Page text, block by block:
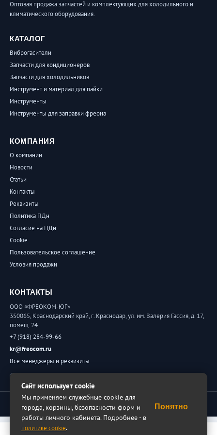
Оптовая продажа запчастей и комплектующих для холодильного и
климатического оборудования.
КАТАЛОГ
Виброгасители
Запчасти для кондиционеров
Запчасти для холодильников
Инструмент и материал для пайки
Инструменты
Инструменты для заправки фреона
КОМПАНИЯ
О компании
Новости
Статьи
Контакты
Реквизиты
Политика ПДн
Согласие на ПДн
Cookie
Пользовательское соглашение
Условия продажи
КОНТАКТЫ
ООО «ФРЕОКОМ-ЮГ»
350065, Краснодарский край, г. Краснодар, ул. им. Валерия Гассия, д. 17,
помещ. 24
+7 (918) 284-99-66
kr@freocom.ru
Все менеджеры и реквизиты
Обратная связь
© 2026 ФРЕОКОМ. Все права защищены.
Сайт использует cookie
Мы применяем служебные cookie для
города, корзины, безопасности форм и
работы личного кабинета. Подробнее - в
политике cookie.
Понятно